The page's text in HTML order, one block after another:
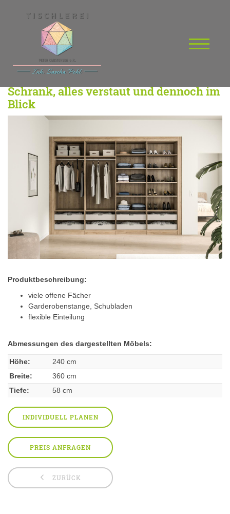
Schrank, alles verstaut und dennoch im
Blick
Produktbeschreibung:
viele offene Fächer
Garderobenstange, Schubladen
flexible Einteilung
Abmessungen des dargestellten Möbels:
Höhe:
240 cm
Breite:
360 cm
Tiefe:
58 cm
INDIVIDUELL PLANEN
PREIS ANFRAGEN
ZURÜCK